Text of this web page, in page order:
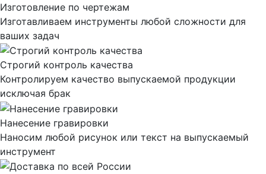
Изготовление по чертежам
Изготавливаем инструменты любой сложности для
ваших задач
Строгий контроль качества
Контролируем качество выпускаемой продукции
исключая брак
Нанесение гравировки
Наносим любой рисунок или текст на выпускаемый
инструмент